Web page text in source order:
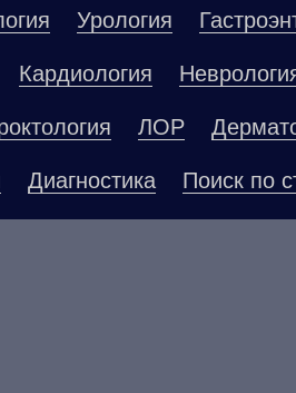
Урология
Кардиология
ЛОР
Диагностика Поиск по